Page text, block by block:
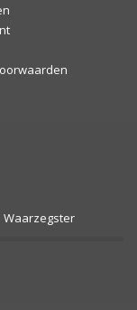
Waarzegster